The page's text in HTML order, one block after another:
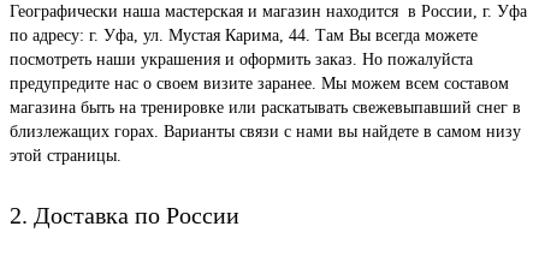
Географически наша мастерская и магазин находится в России, г. Уфа
по адресу: г. Уфа, ул. Мустая Карима, 44. Там Вы всегда можете
посмотреть наши украшения и оформить заказ. Но пожалуйста
предупредите нас о своем визите заранее. Мы можем всем составом
магазина быть на тренировке или раскатывать свежевыпавший снег в
близлежащих горах. Варианты связи с нами вы найдете в самом низу
этой страницы.
2. Доставка по России